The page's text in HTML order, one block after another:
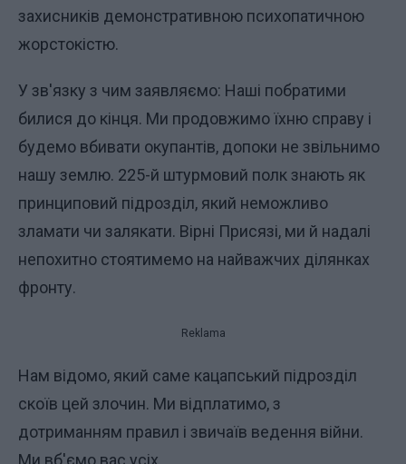
захисників демонстративною психопатичною
жорстокістю.
У зв'язку з чим заявляємо: Наші побратими
билися до кінця. Ми продовжимо їхню справу і
будемо вбивати окупантів, допоки не звільнимо
нашу землю. 225-й штурмовий полк знають як
принциповий підрозділ, який неможливо
зламати чи залякати. Вірні Присязі, ми й надалі
непохитно стоятимемо на найважчих ділянках
фронту.
Reklama
Нам відомо, який саме кацапський підрозділ
скоїв цей злочин. Ми відплатимо, з
дотриманням правил і звичаїв ведення війни.
Ми вб'ємо вас усіх.